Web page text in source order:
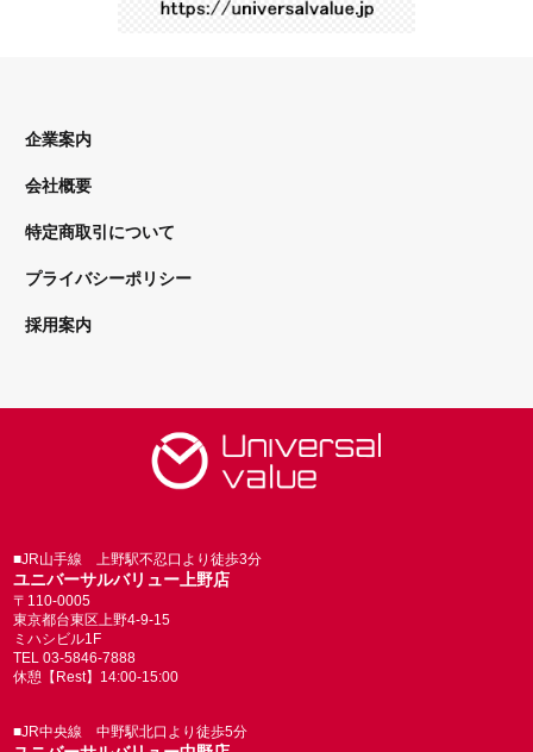
企業案内
会社概要
特定商取引について
プライバシーポリシー
採用案内
■JR山手線 上野駅不忍口より徒歩3分
ユニバーサルバリュー上野店
〒110-0005
東京都台東区上野4-9-15
ミハシビル1F
TEL 03-5846-7888
休憩【Rest】14:00-15:00
■JR中央線 中野駅北口より徒歩5分